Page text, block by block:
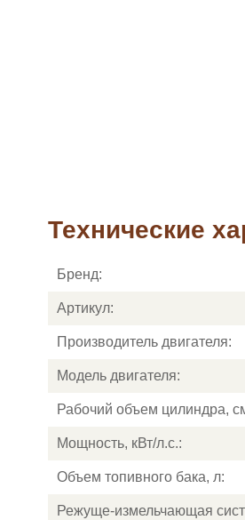
Технические
Бренд:
Артикул:
Производитель двигателя:
Модель двигателя:
Рабочий объем цилиндра,
Мощность, кВт/л.с.:
Объем топивного бака, л:
Режуще-измельчающая